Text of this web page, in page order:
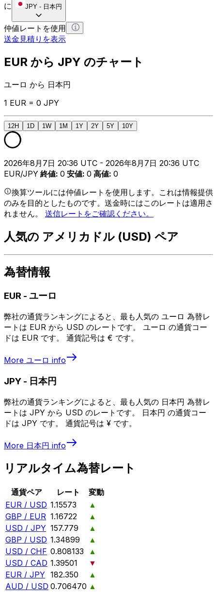
に
JPY - 日本円
仲値レートを使用
送金見積りを表示
EUR から JPY のチャート
ユーロ から 日本円
1 EUR = 0 JPY
12H 1D 1W 1M 1Y 2Y 5Y 10Y
2026年8月7日 20:36 UTC - 2026年8月7日 20:36 UTC
EUR/JPY 終値: 0 安値: 0 高値: 0
換算ツールには仲値レートを使用します。これは情報提供
のみを目的としたものです。送金時にはこのレートは適用さ
れません。 送信レートをご確認ください。
人気の アメリカドル (USD) ペア
為替情報
EUR - ユーロ
弊社の通貨ランキングによると、最も人気の ユーロ 為替レ
ートは EUR から USD のレートです。 ユーロ の通貨コー
ドは EUR です。 通貨記号は € です。
More ユーロ info
JPY - 日本円
弊社の通貨ランキングによると、最も人気の 日本円 為替レ
ートは JPY から USD のレートです。 日本円 の通貨コー
ドは JPY です。 通貨記号は ¥ です。
More 日本円 info
リアルタイム為替レート
通貨ペア レート
変動
EUR / USD 1.15573
▲
GBP / EUR 1.16722
▲
USD / JPY 157.779
▲
GBP / USD 1.34899
▲
USD / CHF 0.808133
▲
USD / CAD 1.39501
▼
EUR / JPY 182.350
▲
AUD / USD 0.706470 ▲